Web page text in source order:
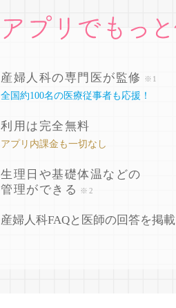
産婦人科の専門医が監修 ※1
全国約100名の医療従事者も応援！
利用は完全無料
アプリ内課金も一切なし
生理日や基礎体温などの
管理ができる
※2
産婦人科FAQと医師の回答を掲載